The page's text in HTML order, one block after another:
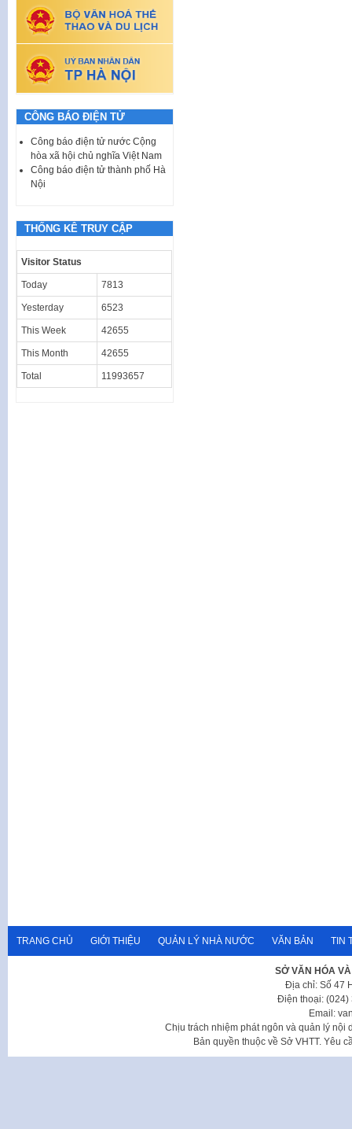
CÔNG BÁO ĐIỆN TỬ
Công báo điện tử nước Cộng
hòa xã hội chủ nghĩa Việt Nam
Công báo điện tử thành phố Hà
Nội
THỐNG KÊ TRUY CẬP
Visitor Status
Today 7813
Yesterday 6523
This Week 42655
This Month 42655
Total 11993657
TRANG CHỦ GIỚI THIỆU QUẢN LÝ NHÀ NƯỚC VĂN BẢN TIN
SỞ VĂN HÓA
Địa chỉ: Số 47
Điện thoại: (024)
Email:
Chịu trách nhiệm phát ngôn và quản lý nội
Bản quyền thuộc về Sở VHTT. Yêu